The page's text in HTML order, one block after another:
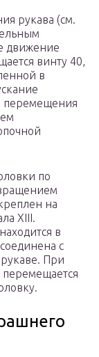
рукава (см.
движение
винту 40,
в
перемещения
по
на
XIII.
в
с
При